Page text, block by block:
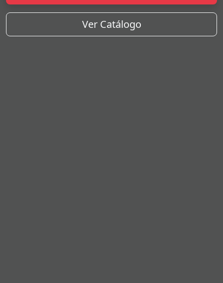
Ver Catálogo